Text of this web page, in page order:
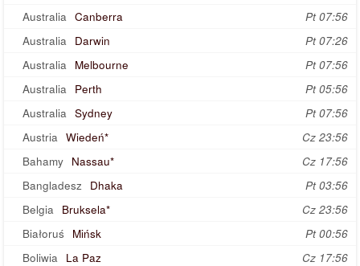
Australia Canberra
Pt 07:56
Australia Darwin
Pt 07:26
Australia Melbourne
Pt 07:56
Australia Perth
Pt 05:56
Australia Sydney
Pt 07:56
Austria Wiedeń*
Cz 23:56
Bahamy Nassau*
Cz 17:56
Bangladesz Dhaka
Pt 03:56
Belgia Bruksela*
Cz 23:56
Białoruś
Mińsk
Pt 00:56
Boliwia La Paz
Cz 17:56